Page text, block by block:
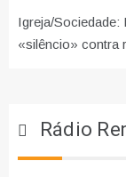
Igreja/Sociedade:
«silêncio» contra
Rádio